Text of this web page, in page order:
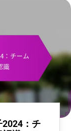
2024：チ